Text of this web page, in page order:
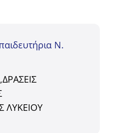
Ν.
,ΔΡΑΣΕΙΣ
ΛΥΚΕΙΟΥ